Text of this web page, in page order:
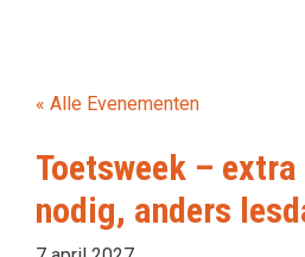
« Alle Evenementen
Toetsweek –
nodig, anders